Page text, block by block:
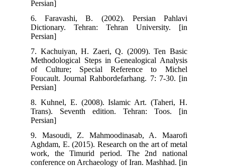
6. Faravashi, B. (2002). Persian Pahlavi
Dictionary. Tehran: Tehran University. [in
7. Kachuiyan, H. Zaeri, Q. (2009). Ten Basic
Methodological Steps in Genealogical Analysis
of Culture; Special Reference to Michel
Foucault. Journal Rahbordefarhang. 7: 7-30. [in
8. Kuhnel, E. (2008). Islamic Art. (Taheri, H.
Trans). Seventh edition. Tehran: Toos. [in
9. Masoudi, Z. Mahmoodinasab, A. Maarofi
Aghdam, E. (2015). Research on the art of metal
work, the Timurid period. The 2nd national
conference on Archaeology of Iran. Mashhad. [in